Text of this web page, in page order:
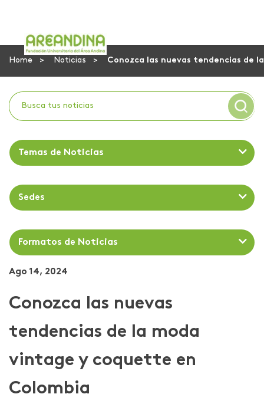
Home Noticias Conozca las nuevas tendencias de
Temas de Noticias
Sedes
Formatos de Noticias
Ago 14, 2024
Conozca las nuevas
tendencias de la moda
vintage y coquette en
Colombia